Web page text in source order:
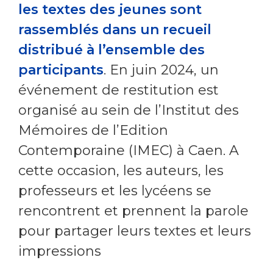
les textes des jeunes sont
rassemblés dans un recueil
distribué à l’ensemble des
participants. En juin 2024, un
événement de restitution est
organisé au sein de l’Institut des
Mémoires de l’Edition
Contemporaine (IMEC) à Caen. A
cette occasion, les auteurs, les
professeurs et les lycéens se
rencontrent et prennent la parole
pour partager leurs textes et leurs
impressions